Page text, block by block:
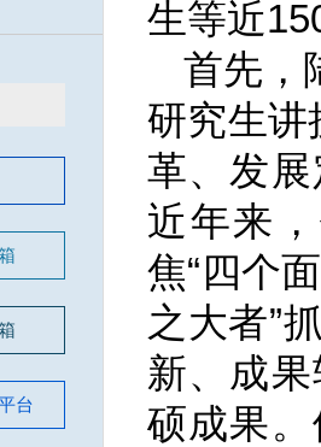
台
生等近
首先，
研究生讲
革、发
近年来
焦“四个
之大者”
新、成
硕成果